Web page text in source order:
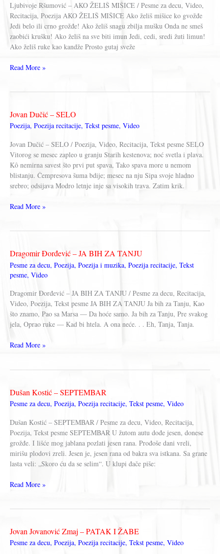
Ljubivoje Ršumović – AKO ŽELIŠ MIŠICE / Pesme za decu, Video,
Recitacija, Poezija AKO ŽELIŠ MIŠICE Ako želiš mišice ko gvožđe
Jedi belo ili crno grožđe! Ako želiš snagu zbilja mušku Onda ne smeš
zaobići krušku! Ako želiš na sve biti imun Jedi, cedi, sredi žuti limun!
Ako želiš ruke kao kandže Prosto gutaj sveže
Ljubivoje
MIŠICE
Read More »
Jovan Dučić – SELO
Poezija, Poezija recitacije, Tekst pesme, Video
Jovan Dučić – SELO / Poezija, Video, Recitacija, Tekst pesme SELO
Vitorog se mesec zapleo u granju Starih kestenova; noć svetla i plava.
Kô nemirna savest što prvi put spava, Tako spava more u nemom
blistanju. Čempresova šuma bdije; mesec na nju Sipa svoje hladno
srebro; odsijava Modro letnje inje sa visokih trava. Zatim krik.
Jovan
Read More »
Dragomir Đorđević – JA BIH ZA TANJU
Pesme za decu, Poezija, Poezija i muzika, Poezija recitacije, Tekst
pesme, Video
Dragomir Đorđević – JA BIH ZA TANJU / Pesme za decu, Recitacija,
Video, Poezija, Tekst pesme JA BIH ZA TANJU Ja bih za Tanju, Kao
što znamo, Pao sa Marsa — Da hoće samo. Ja bih za Tanju, Pre svakog
jela, Oprao ruke — Kad bi htela. A ona neće. . . Eh, Tanja, Tanja.
Dragomir
ZA
TANJU
Read More »
Dušan Kostić – SEPTEMBAR
Pesme za decu, Poezija, Poezija recitacije, Tekst pesme, Video
Dušan Kostić – SEPTEMBAR / Pesme za decu, Video, Recitacija,
Poezija, Tekst pesme SEPTEMBAR U žutom autu dođe jesen, donese
grožđe. I lišće mog jablana pozlati jesen rana. Prođoše dani vreli,
mirišu plodovi zreli. Jesen je, jesen rana od bakra sva istkana. Sa grane
lasta veli: „Skoro ću da se selim“. U klupi đače piše:
Dušan
Read More »
Jovan Jovanović Zmaj – PATAK I ŽABE
Pesme za decu, Poezija, Poezija recitacije, Tekst pesme, Video